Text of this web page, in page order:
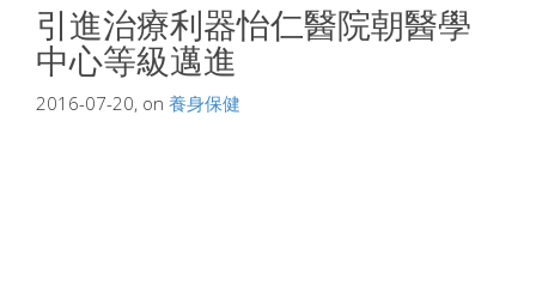
引進治療利器怡仁醫院朝醫學
中心等級邁進
2016-07-20, on 養身保健